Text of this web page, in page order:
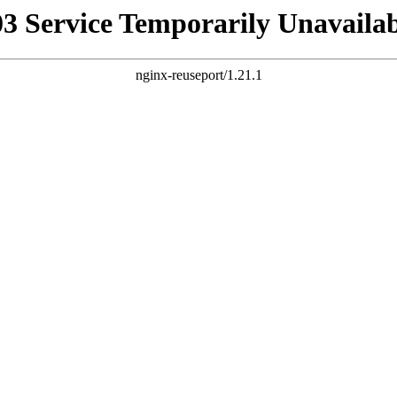
Service Temporarily
nginx-reuseport/1.21.1